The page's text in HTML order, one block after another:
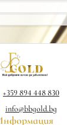
+359 894 448 830
info@bbgold.bg